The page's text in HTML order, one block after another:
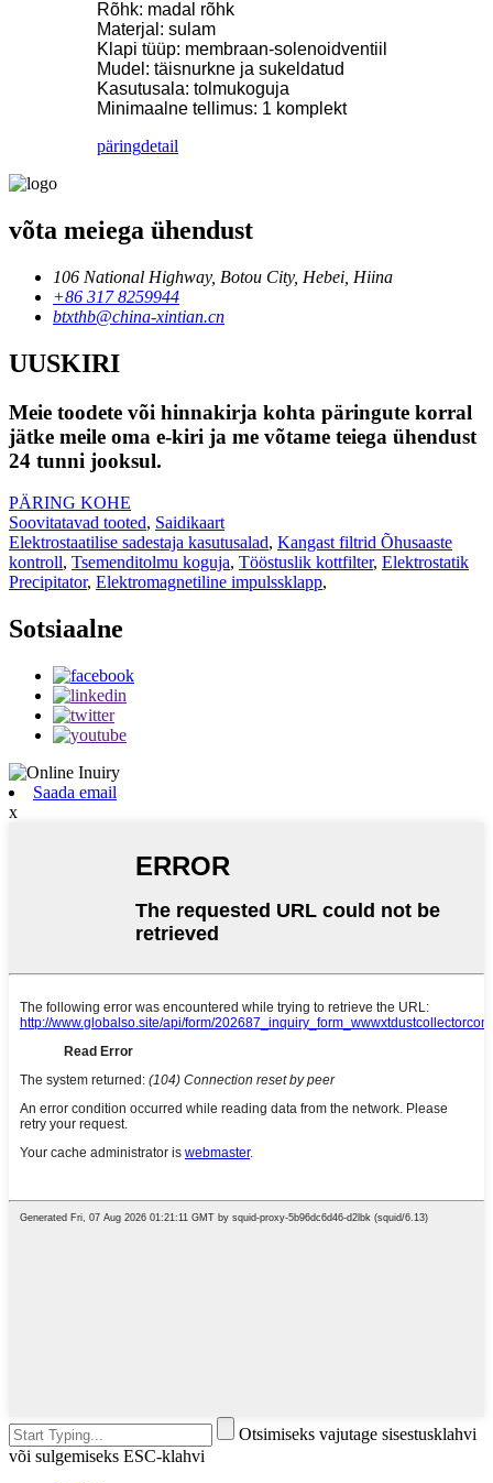
Rõhk: madal rõhk
Materjal: sulam
Klapi tüüp: membraan-solenoidventiil
Mudel: täisnurkne ja sukeldatud
Kasutusala: tolmukoguja
Minimaalne tellimus: 1 komplekt
päringdetail
võta meiega ühendust
106 National Highway, Botou City, Hebei, Hiina
+86 317 8259944
btxthb@china-xintian.cn
UUSKIRI
Meie toodete või hinnakirja kohta päringute korral
jätke meile oma e-kiri ja me võtame teiega ühendust
24 tunni jooksul.
PÄRING KOHE
Soovitatavad tooted, Saidikaart
Elektrostaatilise sadestaja kasutusalad, Kangast filtrid Õhusaaste
kontroll, Tsemenditolmu koguja, Tööstuslik kottfilter, Elektrostatik
Precipitator, Elektromagnetiline impulssklapp,
Sotsiaalne
Saada email
x
Otsimiseks vajutage sisestusklahvi
või sulgemiseks ESC-klahvi